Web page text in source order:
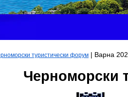
туристически форум | Варна
Черноморски